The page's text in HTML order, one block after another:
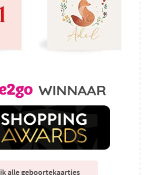
alle geboortekaartjes